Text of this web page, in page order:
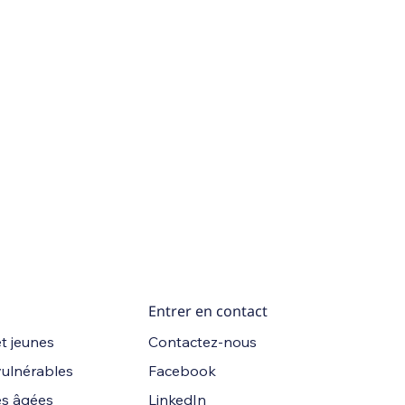
jeunes
âgées
Entrer en contact
Contactez-nous
Facebook
LinkedIn